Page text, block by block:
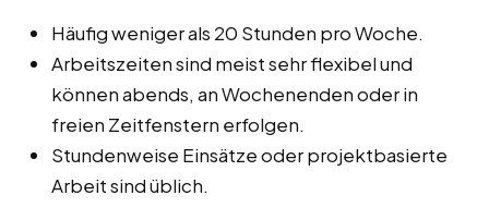
Häufig weniger als 20 Stunden pro Woche.
Arbeitszeiten sind meist sehr flexibel und
können abends, an Wochenenden oder in
freien Zeitfenstern erfolgen.
Stundenweise Einsätze oder projektbasierte
Arbeit sind üblich.